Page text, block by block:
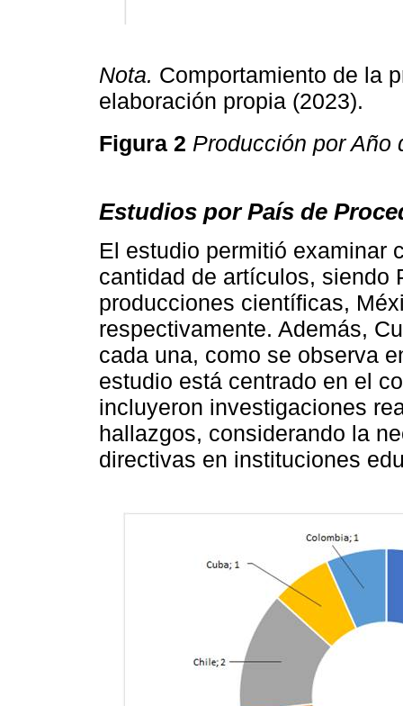
Nota. Comportamiento de la
elaboración propia (2023).
Figura 2 Producción por Año
Estudios por País de
El estudio permitió examinar
cantidad de artículos, siendo
producciones científicas,
respectivamente. Además,
cada una, como se observa
estudio está centrado en el
incluyeron investigaciones
hallazgos, considerando la
directivas en instituciones